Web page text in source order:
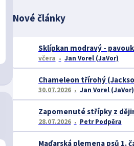
Nové články
včera Jan Vorel (JaVor)
30.07.2026 Jan Vorel (JaVor)
28.07.2026 Petr Podpěra